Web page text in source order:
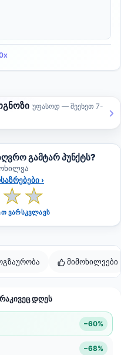
მიმოხილვები
უფასოდ — შეეხეთ 7-
გამტარ პუნქტს?
›
★★
ვარსკვლავს
დღეს
−60%
−68%